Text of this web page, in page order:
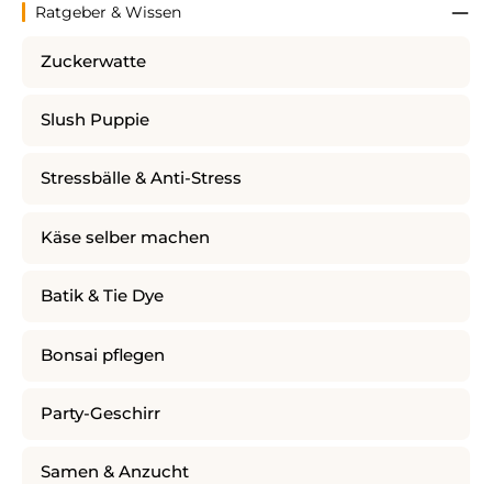
Ratgeber & Wissen
Zuckerwatte
Slush Puppie
Stressbälle & Anti-Stress
Käse selber machen
Batik & Tie Dye
Bonsai pflegen
Party-Geschirr
Samen & Anzucht